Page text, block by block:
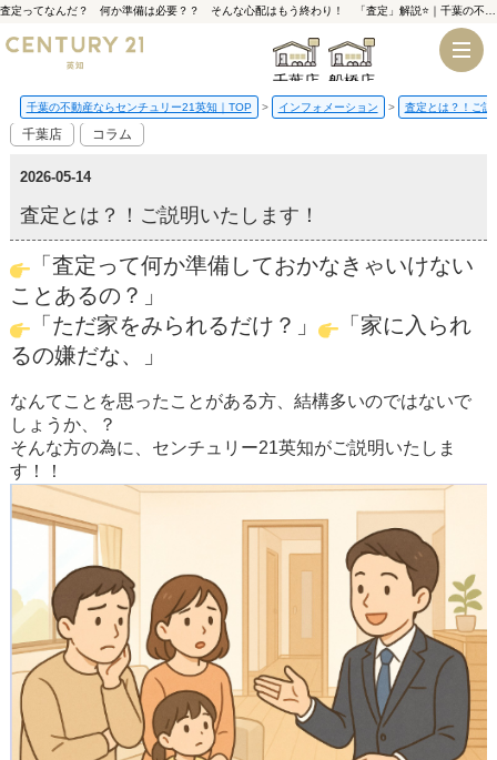
千葉店 船橋店
千葉の不動産ならセンチュリー21英知｜TOP インフォメーション 査定とは？！ご説
千葉店 コラム
2026-05-14
査定とは？！ご説明いたします！
「査定って何か準備しておかなきゃいけない
ことあるの？」
「ただ家をみられるだけ？」
「家に入られ
るの嫌だな、」
なんてことを思ったことがある方、結構多いのではないで
しょうか、？
そんな方の為に、センチュリー21英知がご説明いたしま
す！！